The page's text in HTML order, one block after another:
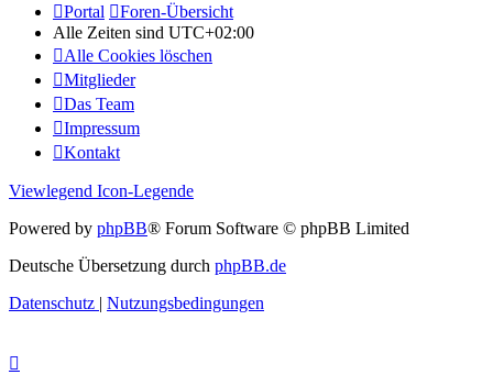
Portal
Foren-Übersicht
Alle Zeiten sind UTC+02:00
Alle Cookies löschen
Mitglieder
Das Team
Impressum
Kontakt
Viewlegend Icon-Legende
Powered by phpBB® Forum Software © phpBB Limited
Deutsche Übersetzung durch phpBB.de
Datenschutz | Nutzungsbedingungen